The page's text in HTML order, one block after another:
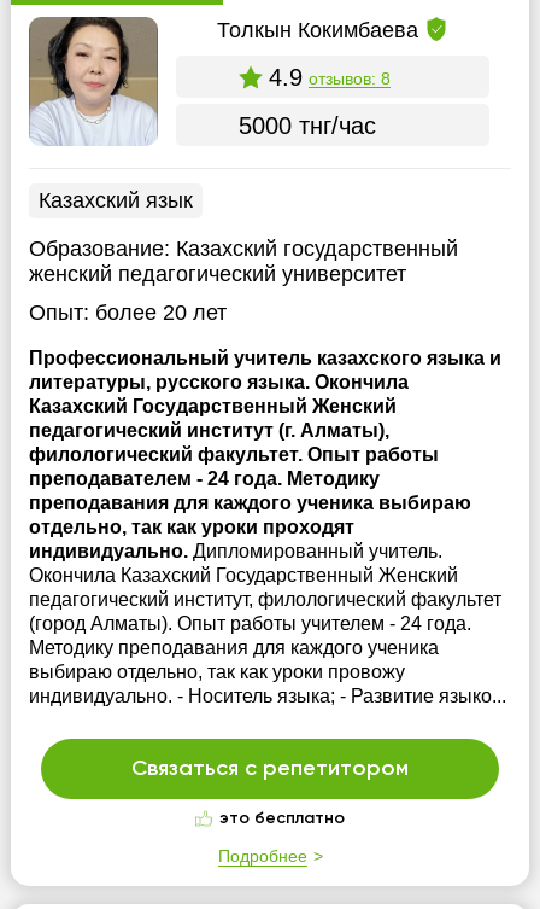
Толкын Кокимбаева
4.9 отзывов: 8
5000 тнг/час
Казахский язык
Образование: Казахский государственный
женский педагогический университет
Опыт: более 20 лет
Профессиональный учитель казахского языка и
литературы, русского языка. Окончила
Казахский Государственный Женский
педагогический институт (г. Алматы),
филологический факультет. Опыт работы
преподавателем - 24 года. Методику
преподавания для каждого ученика выбираю
отдельно, так как уроки проходят
индивидуально. Дипломированный учитель.
Окончила Казахский Государственный Женский
педагогический институт, филологический факультет
(город Алматы). Опыт работы учителем - 24 года.
Методику преподавания для каждого ученика
выбираю отдельно, так как уроки провожу
индивидуально. - Носитель языка; - Развитие языко...
Связаться с репетитором
это бесплатно
Подробнее